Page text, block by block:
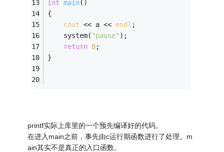
int main()
{
cout << a << endl ;
    system(
"pause" );
return 0;
}
printf实际上库里的一个预先编译好的代码。
在进入main之前，事先由c运行期函数进行了处理。m
ain其实不是真正的入口函数。